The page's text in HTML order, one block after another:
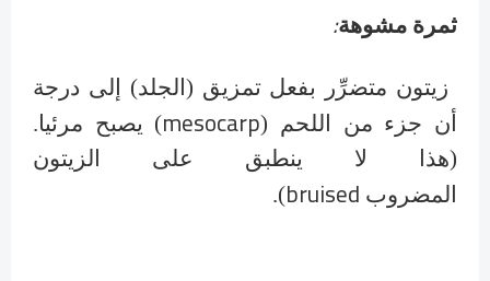
ثمرة مشوهة:
زيتون متضرِّر بفعل تمزيق (الجلد) إلى درجة
أن جزء من اللحم (
mesocarp) يصبح مرئيا.
(هذا لا ينطبق على الزيتون
المضروب bruised
).